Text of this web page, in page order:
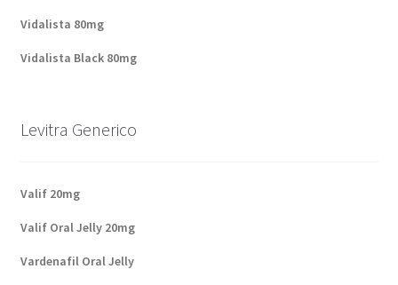
Vidalista 80mg
Vidalista Black 80mg
Levitra Generico
Valif 20mg
Valif Oral Jelly 20mg
Vardenafil Oral Jelly